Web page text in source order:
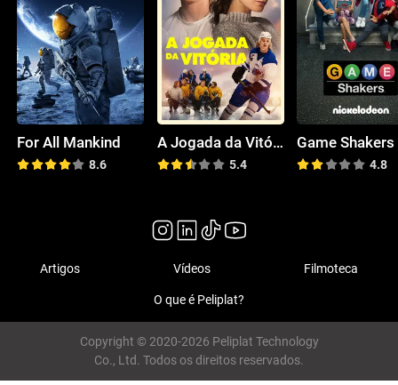
For All Mankind
8.6
A Jogada da Vitória
5.4
Game Shakers
4.8
Artigos Vídeos Filmoteca
O que é Peliplat?
Copyright © 2020-2026 Peliplat Technology
Co., Ltd. Todos os direitos reservados.